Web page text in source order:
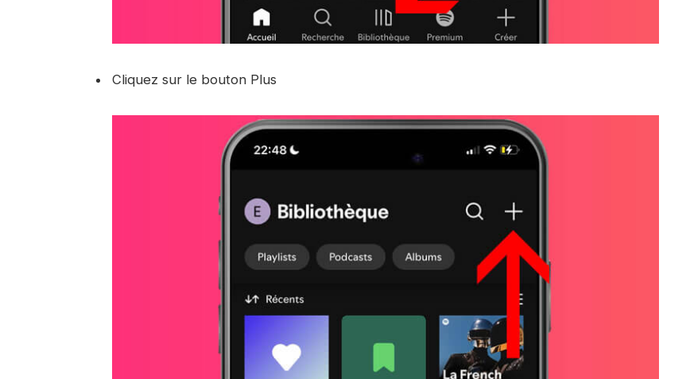
Cliquez sur le bouton Plus